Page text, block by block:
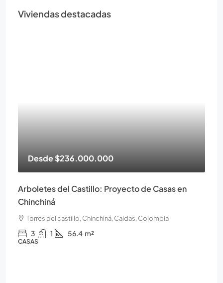
Viviendas destacadas
Desde$236.000.000
Arboletes del Castillo: Proyecto de Casas en
Chinchiná
Torres del castillo, Chinchiná, Caldas, Colombia
3 1 56.4 m²
CASAS